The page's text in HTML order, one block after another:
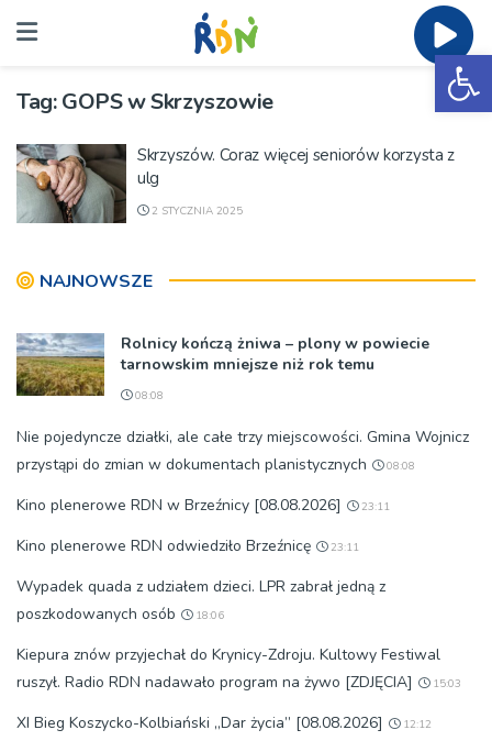
Tag:GOPS w Skrzyszowie
Skrzyszów. Coraz więcej seniorów korzysta z
ulg
2 STYCZNIA 2025
NAJNOWSZE
Rolnicy kończą żniwa – plony w powiecie
tarnowskim mniejsze niż rok temu
08:08
Nie pojedyncze działki, ale całe trzy miejscowości. Gmina Wojnicz
przystąpi do zmian w dokumentach planistycznych
08:08
Kino plenerowe RDN w Brzeźnicy [08.08.2026] 23:11
Kino plenerowe RDN odwiedziło Brzeźnicę 23:11
Wypadek quada z udziałem dzieci. LPR zabrał jedną z
poszkodowanych osób
18:06
Kiepura znów przyjechał do Krynicy-Zdroju. Kultowy Festiwal
ruszył. Radio RDN nadawało program na żywo [ZDJĘCIA]
15:03
XI Bieg Koszycko-Kolbiański „Dar życia” [08.08.2026] 12:12